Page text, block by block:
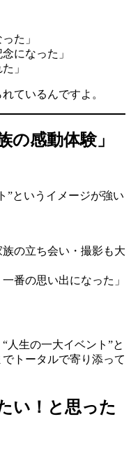
た」
になった」
」
ているんですよ。
の感動体験」
”というイメージが強い
の立ち会い・撮影も大
番の思い出になった」
人生の一大イベント”と
トータルで寄り添って
い！と思った